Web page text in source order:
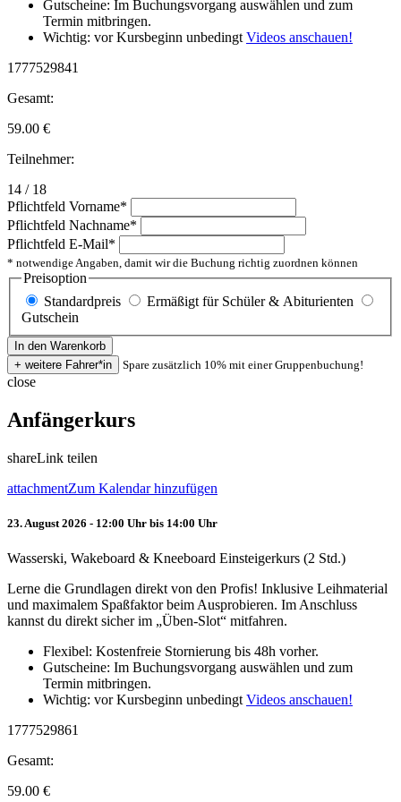
Gutscheine: Im Buchungsvorgang auswählen und zum
Termin mitbringen.
Wichtig: vor Kursbeginn unbedingtVideos anschauen!
1777529841
Gesamt:
59.00 €
Teilnehmer:
14 / 18
Pflichtfeld Vorname*
Pflichtfeld Nachname*
Pflichtfeld E-Mail*
* notwendige Angaben, damit wir die Buchung richtig zuordnen können
Preisoption
Standardpreis
Ermäßigt für Schüler & Abiturienten
Gutschein
Spare zusätzlich 10% mit einer Gruppenbuchung!
close
Anfängerkurs
shareLink teilen
attachmentZum Kalendar hinzufügen
23. August 2026 - 12:00 Uhr bis 14:00 Uhr
Wasserski, Wakeboard & Kneeboard Einsteigerkurs (2 Std.)
Lerne die Grundlagen direkt von den Profis! Inklusive Leihmaterial
und maximalem Spaßfaktor beim Ausprobieren. Im Anschluss
kannst du direkt sicher im „Üben-Slot“ mitfahren.
Flexibel: Kostenfreie Stornierung bis 48h vorher.
Gutscheine: Im Buchungsvorgang auswählen und zum
Termin mitbringen.
Wichtig: vor Kursbeginn unbedingt Videos anschauen!
1777529861
Gesamt:
59.00 €